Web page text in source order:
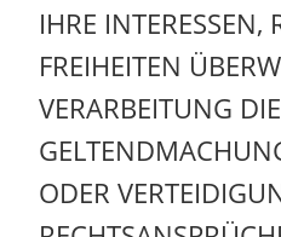
IHRE INTERESSEN,
FREIHEITEN
VERARBEITUNG
ODER